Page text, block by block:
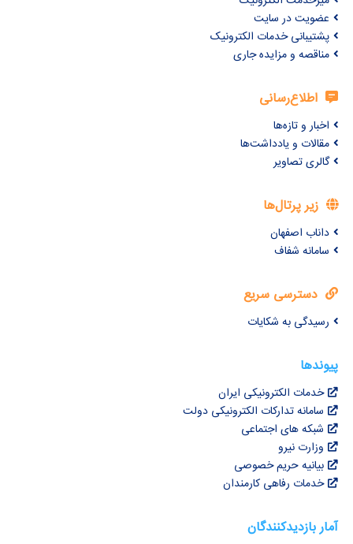
عضویت در سایت
پشتیبانی خدمات الکترونیک
مناقصه و مزایده جاری
اطلاع‌رسانی
اخبار و تازه‌ها
مقالات و یادداشت‌ها
گالری تصاویر
زیر پرتال‌ها
داناب اصفهان
سامانه شفاف
دسترسی سریع
رسیدگی به شکایات
پیوندها
خدمات الکترونیکی ایران
سامانه تدارکات الکترونیکی دولت
شبکه های اجتماعی
وزارت نیرو
بیانیه حریم خصوصی
خدمات رفاهی کارمندان
آمار بازدیدکنندگان